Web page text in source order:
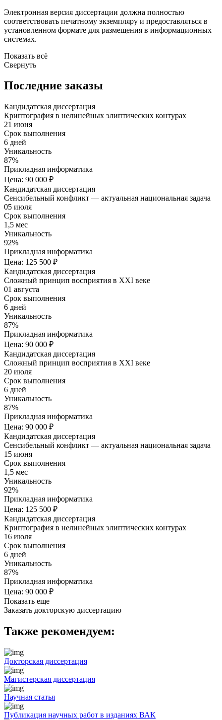
Электронная версия диссертации должна полностью
соответствовать печатному экземпляру и предоставляться в
установленном формате для размещения в информационных
системах.
Показать всё
Свернуть
Последние заказы
Кандидатская диссертация
Криптография в нелинейных элиптических контурах
21 июня
Срок выполнения
6 дней
Уникальность
87%
Прикладная информатика
Цена: 90 000 ₽
Кандидатская диссертация
Сенсибельный конфликт — актуальная национальная задача
05 июля
Срок выполнения
1,5 мес
Уникальность
92%
Прикладная информатика
Цена: 125 500 ₽
Кандидатская диссертация
Сложный принцип восприятия в XXI веке
01 августа
Срок выполнения
6 дней
Уникальность
87%
Прикладная информатика
Цена: 90 000 ₽
Кандидатская диссертация
Сложный принцип восприятия в XXI веке
20 июля
Срок выполнения
6 дней
Уникальность
87%
Прикладная информатика
Цена: 90 000 ₽
Кандидатская диссертация
Сенсибельный конфликт — актуальная национальная задача
15 июня
Срок выполнения
1,5 мес
Уникальность
92%
Прикладная информатика
Цена: 125 500 ₽
Кандидатская диссертация
Криптография в нелинейных элиптических контурах
16 июля
Срок выполнения
6 дней
Уникальность
87%
Прикладная информатика
Цена: 90 000 ₽
Показать еще
Заказать докторскую диссертацию
Также рекомендуем:
Докторская диссертация
Магистерская диссертация
Научная статья
Публикация научных работ в изданиях ВАК